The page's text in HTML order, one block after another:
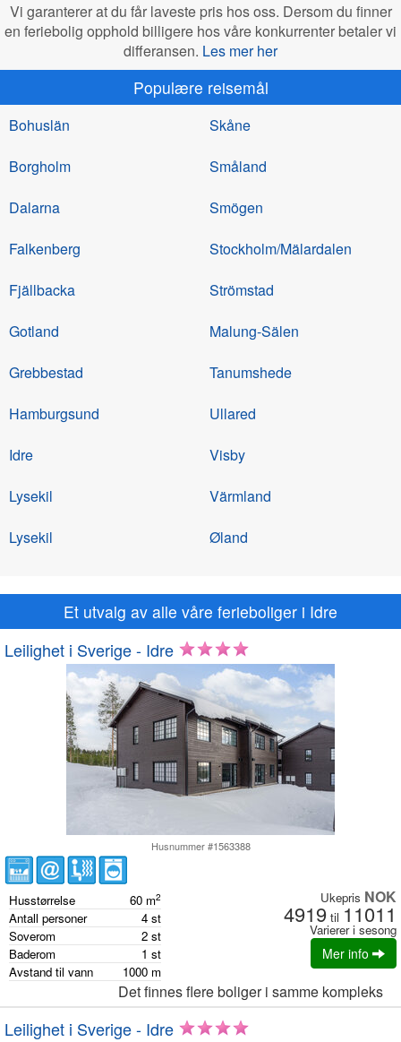
Vi garanterer at du får laveste pris hos oss. Dersom du finner
en feriebolig opphold billigere hos våre konkurrenter betaler vi
differansen. Les mer her
Populære reisemål
Bohuslän
Borgholm
Dalarna
Falkenberg
Fjällbacka
Gotland
Grebbestad
Hamburgsund
Idre
Lysekil
Lysekil
Skåne
Småland
Smögen
Stockholm/Mälardalen
Strömstad
Malung-Sälen
Tanumshede
Ullared
Visby
Värmland
Øland
Et utvalg av alle våre ferieboliger i Idre
Leilighet i Sverige - Idre
Husnummer #1563388
Husstørrelse 60 m2
Antall personer 4 st
Soverom
2 st
Baderom
1 st
Avstand til vann
1000 m
Ukepris NOK
4919 til 11011
Varierer i sesong
Mer info
Det finnes flere boliger i samme kompleks
Leilighet i Sverige - Idre